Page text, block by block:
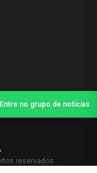
reservados.
Entre no grupo de notícias